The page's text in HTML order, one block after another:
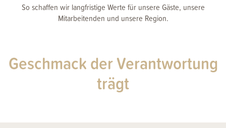
So schaffen wir langfristige Werte für unsere Gäste, unsere
Mitarbeitenden und unsere Region.
Geschmack der Verantwortung
trägt